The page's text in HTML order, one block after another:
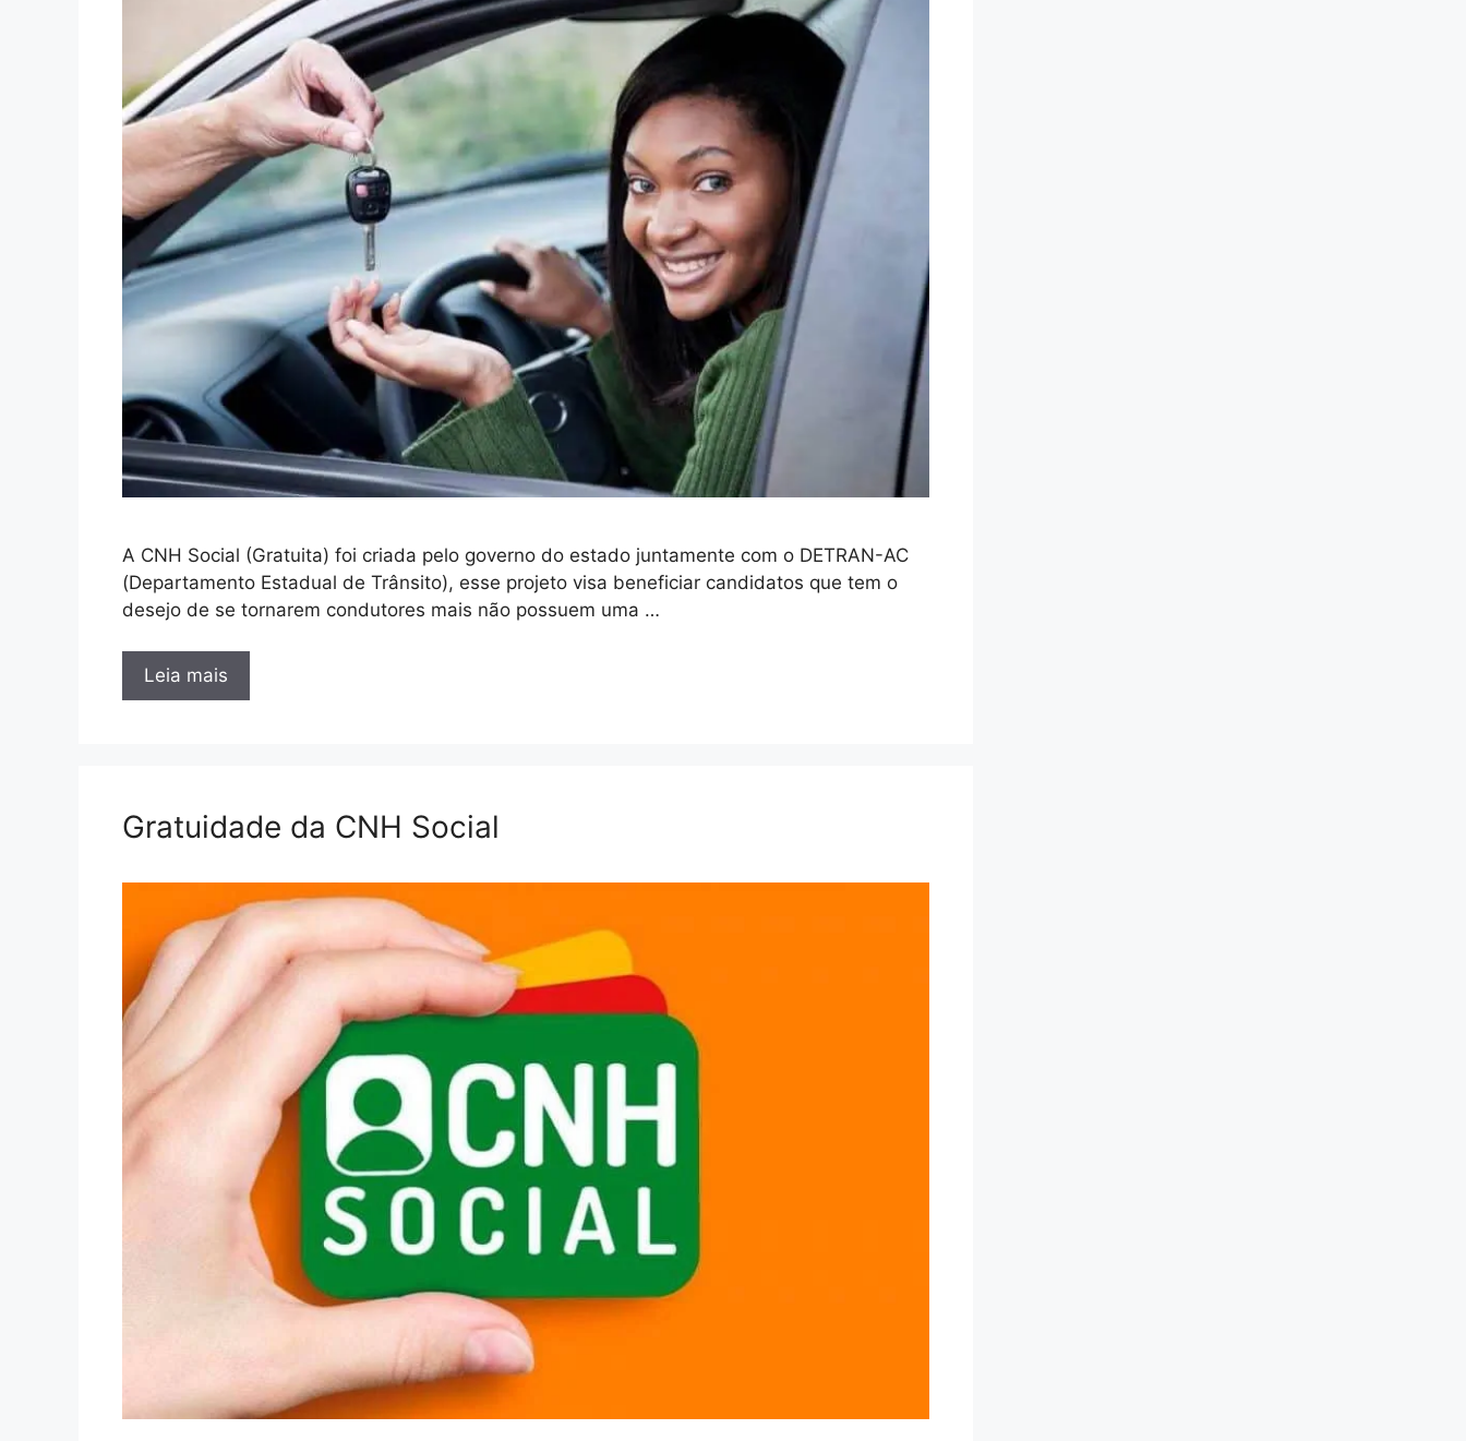
A CNH Social (Gratuita) foi criada pelo governo do estado juntamente com o DETRAN-AC
(Departamento Estadual de Trânsito), esse projeto visa beneficiar candidatos que tem o
desejo de se tornarem condutores mais não possuem uma …
Leia mais
Gratuidade da CNH Social